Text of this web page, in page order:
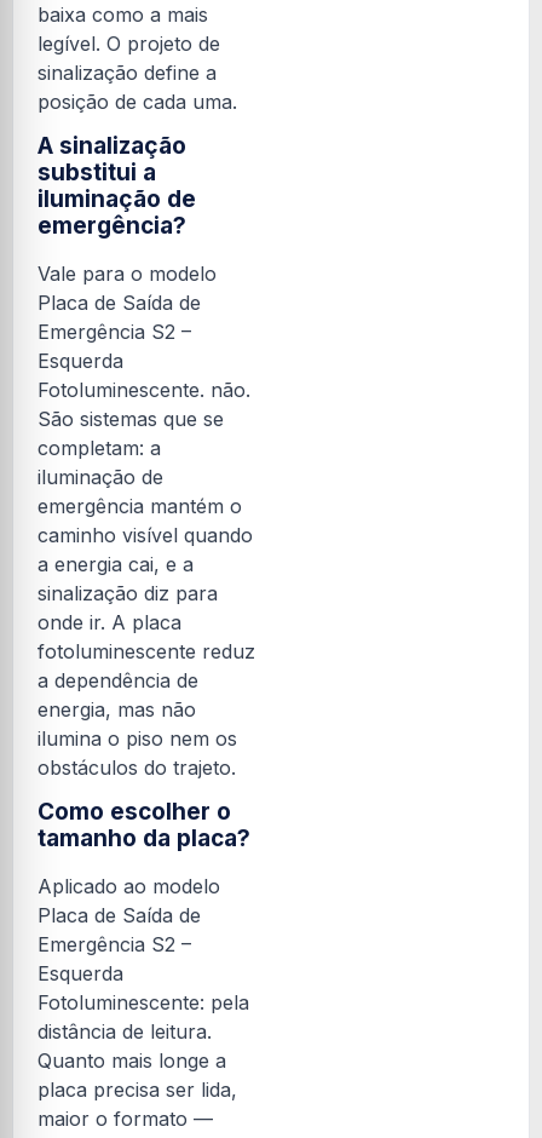
baixa como a mais
legível. O projeto de
sinalização define a
posição de cada uma.
A sinalização
substitui a
iluminação de
emergência?
Vale para o modelo
Placa de Saída de
Emergência S2 –
Esquerda
Fotoluminescente. não.
São sistemas que se
completam: a
iluminação de
emergência mantém o
caminho visível quando
a energia cai, e a
sinalização diz para
onde ir. A placa
fotoluminescente reduz
a dependência de
energia, mas não
ilumina o piso nem os
obstáculos do trajeto.
Como escolher o
tamanho da placa?
Aplicado ao modelo
Placa de Saída de
Emergência S2 –
Esquerda
Fotoluminescente: pela
distância de leitura.
Quanto mais longe a
placa precisa ser lida,
maior o formato —